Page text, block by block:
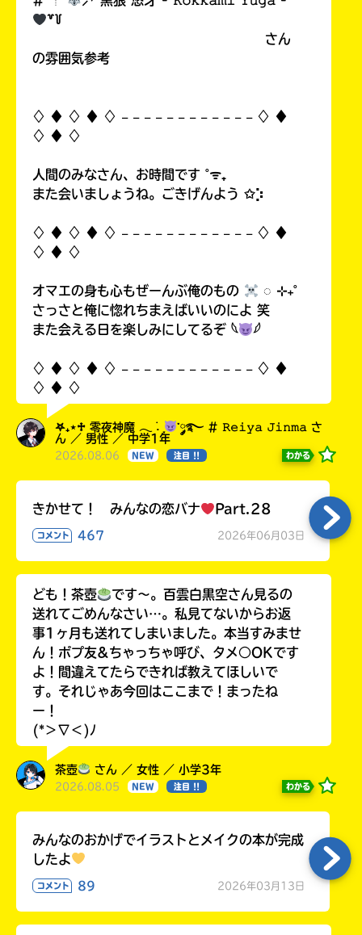
꒷꒦
さん
の雰囲気参考
♢ ♦︎ ♢ ♦︎ ♢ 𓐄 𓐄 𓐄 𓐄 𓐄 𓐄 𓐄 𓐄 𓐄 𓐄 𓐄 𓐄 ♢ ♦︎
♢ ♦︎ ♢
人間のみなさん、お時間です ˚ᯤ₊
また会いましょうね。ごきげんよう ✩⡱
♢ ♦︎ ♢ ♦︎ ♢ 𓐄 𓐄 𓐄 𓐄 𓐄 𓐄 𓐄 𓐄 𓐄 𓐄 𓐄 𓐄 ♢ ♦︎
♢ ♦︎ ♢
オマエの身も心もぜーんぶ俺のもの
◌ ⊹₊˚
さっさと俺に惚れちまえばいいのによ 笑
また会える日を楽しみにしてるぞ 𓆩
𓆪
♢ ♦︎ ♢ ♦︎ ♢ 𓐄 𓐄 𓐄 𓐄 𓐄 𓐄 𓐄 𓐄 𓐄 𓐄 𓐄 𓐄 ♢ ♦︎
♢ ♦︎ ♢
𖤐₊⋆♱ 零夜神魔 𓂃 ࣪˖ ִֶָ
་༘࿐ # 𝚁𝚎𝚒𝚢𝚊 𝙹𝚒𝚗𝚖𝚊 さ
ん ／ 男性 ／ 中学1年
2026.08.06 NEW 注目 !! わかる
きかせて！ みんなの恋バナ Part.28
コメント 467 2026年06月03日
ども！茶壺
です～。百雲白黒空さん見るの
送れてごめんなさい…。私見てないからお返
事1ヶ月も送れてしまいました。本当すみませ
ん！ポプ友&ちゃっちゃ呼び、タメ○OKです
よ！間違えてたらできれば教えてほしいで
す。それじゃあ今回はここまで！まったね
ー！
(*＞∇＜)ﾉ
茶壺 さん ／ 女性 ／ 小学3年
2026.08.05 NEW 注目 !! わかる
みんなのおかげでイラストとメイクの本が完成
したよ
コメント 89 2026年03月13日